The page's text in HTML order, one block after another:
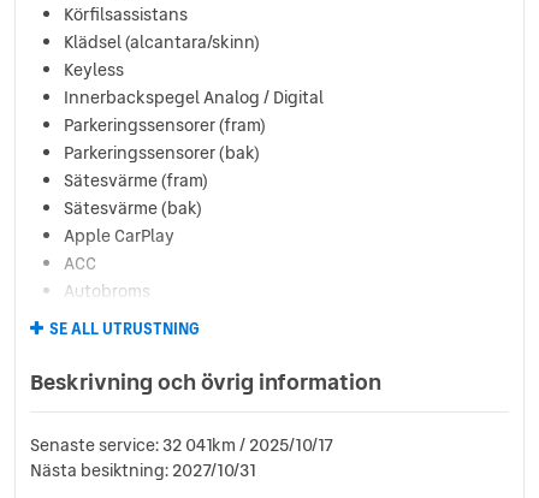
Körfilsassistans
Klädsel (alcantara/skinn)
Keyless
Innerbackspegel Analog / Digital
Parkeringssensorer (fram)
Parkeringssensorer (bak)
Sätesvärme (fram)
Sätesvärme (bak)
Apple CarPlay
ACC
Autobroms
Avbländande innerbackspegel
Delbart baksäte
Digitalradio (DAB)
Elhissar (fram och bak)
Elinfällbara sidospeglar
SE ALL UTRUSTNING
Beskrivning och övrig information
Senaste service: 32 041km / 2025/10/17
Nästa besiktning: 2027/10/31